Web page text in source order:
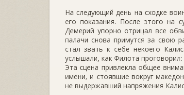
На следующий день на сходке
его показания. После этого на
Демерий упорно отрицал все
палачи снова примутся за свою
стал звать к себе некоего
услышали, как Филота
Эта сцена привлекла общее
имени, и стоявшие вокруг
не выдержавший напряжения